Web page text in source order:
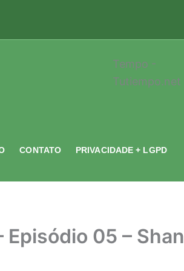
Tempo -
Tutiempo.net
CONTATO PRIVACIDADE + LGPD
05 –